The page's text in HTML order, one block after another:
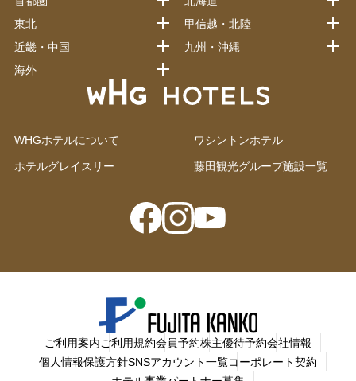
WHGホテルについて ワシントンホテル
ホテルグレイスリー 藤田観光グループ施設一覧
東北
甲信越・北陸
近畿・中国
九州・沖縄
海外
ご利用案内ご利用規約会員予約株主優待予約会社情報
個人情報保護方針SNSアカウント一覧コーポレート契約